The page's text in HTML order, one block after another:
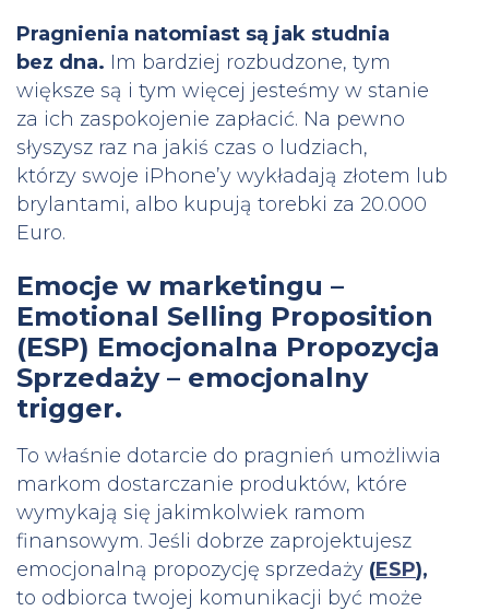
Pragnienia natomiast są jak studnia
bez dna. Im bardziej rozbudzone, tym
większe są i tym więcej jesteśmy w stanie
za ich zaspokojenie zapłacić. Na pewno
słyszysz raz na jakiś czas o ludziach,
którzy swoje iPhone’y wykładają złotem lub
brylantami, albo kupują torebki za 20.000
Euro.
Emocje w marketingu –
Emotional Selling Proposition
(ESP) Emocjonalna Propozycja
Sprzedaży – emocjonalny
trigger.
To właśnie dotarcie do pragnień umożliwia
markom dostarczanie produktów, które
wymykają się jakimkolwiek ramom
finansowym. Jeśli dobrze zaprojektujesz
emocjonalną propozycję sprzedaży (ESP),
to odbiorca twojej komunikacji być może